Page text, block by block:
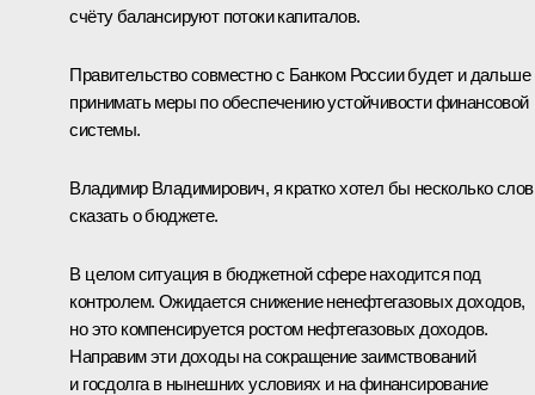
счёту балансируют потоки капиталов.
Правительство совместно с Банком России будет и дальше
принимать меры по обеспечению устойчивости финансовой
системы.
Владимир Владимирович, я кратко хотел бы несколько слов
сказать о бюджете.
В целом ситуация в бюджетной сфере находится под
контролем. Ожидается снижение ненефтегазовых доходов,
но это компенсируется ростом нефтегазовых доходов.
Направим эти доходы на сокращение заимствований
и госдолга в нынешних условиях и на финансирование